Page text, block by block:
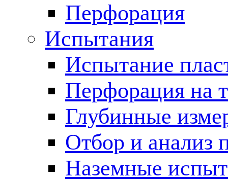
Перфорация
Испытания
Испытание
Перфорация на
Глубинные
Отбор и анализ
Наземные